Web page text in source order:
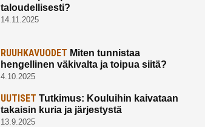
taloudellisesti?
14.11.2025
RUUHKAVUODET Miten tunnistaa
hengellinen väkivalta ja toipua siitä?
4.10.2025
UUTISET Tutkimus: Kouluihin kaivataan
takaisin kuria ja järjestystä
13.9.2025